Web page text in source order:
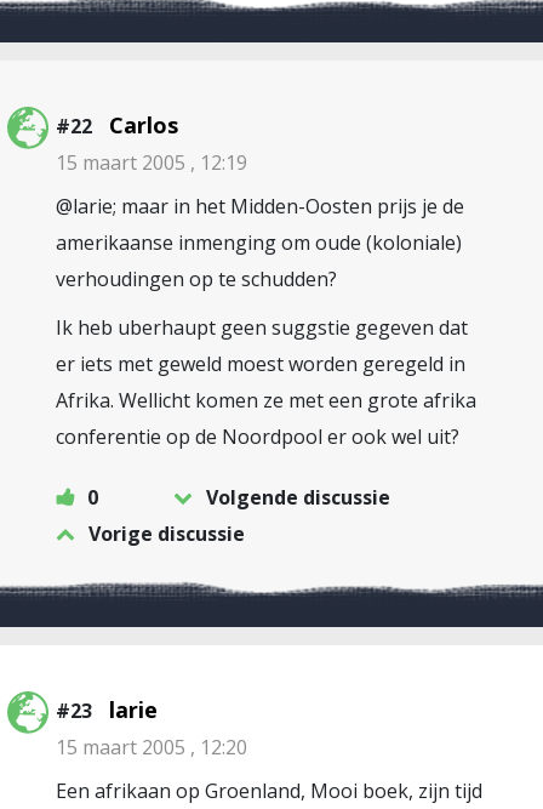
#22 Carlos
15 maart 2005 , 12:19
@larie; maar in het Midden-Oosten prijs je de
amerikaanse inmenging om oude (koloniale)
verhoudingen op te schudden?
Ik heb uberhaupt geen suggstie gegeven dat
er iets met geweld moest worden geregeld in
Afrika. Wellicht komen ze met een grote afrika
conferentie op de Noordpool er ook wel uit?
0
Volgende discussie
Vorige discussie
#23 larie
15 maart 2005 , 12:20
Een afrikaan op Groenland, Mooi boek, zijn tijd